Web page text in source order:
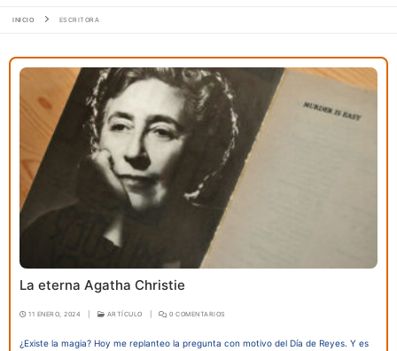
INICIO ESCRITORA
La eterna Agatha Christie
11 ENERO, 2024 ARTÍCULO 0 COMENTARIOS
¿Existe la magia? Hoy me replanteo la pregunta con motivo del Día de Reyes. Y es